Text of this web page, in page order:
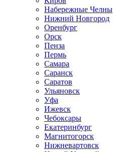
Набережные Челны
Нижний Новгород
Оренбург
Орск
Пенза
Пермь
Самара
Саранск
Саратов
Ульяновск
Уфа
Ижевск
Чебоксары
Екатеринбург
Магнитогорск
Нижневартовск